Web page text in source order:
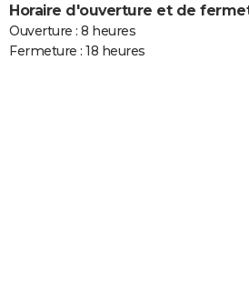
Horaire d'ouverture et de
Ouverture : 8 heures
Fermeture : 18 heures